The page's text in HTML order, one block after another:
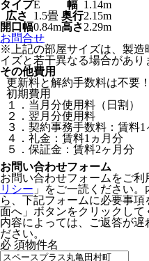
タイプE 幅 1.14m
広さ
1.5畳 奥行2.15m
開口幅0.84m高さ2.29m
お問合せ
※上記の部屋サイズは、製造
イズと若干異なる場合があり
その他費用
更新料と解約手数料は不要！
初期費用
１．当月分使用料（日割）
２．翌月分使用料
３．契約事務手数料：賃料1
４．礼金：賃料1ヵ月分
５．保証金：賃料2ヶ月分
お問い合わせフォーム
お問い合わせフォームをご利
リシー 」をご一読ください
ら、下記フォームに必要事
面へ」ボタンをクリックし
内容によっては、ご返答が遅
ださい。
必 須物件名